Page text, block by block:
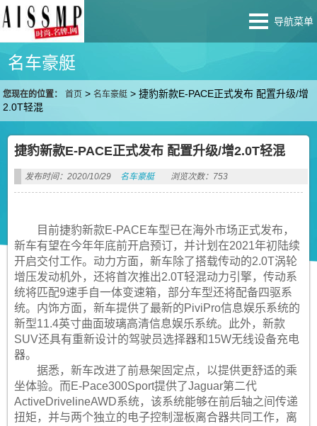
导航菜单
名车豪艇
您现在的位置： 首页 >名车豪艇 >捷豹新款E-PACE正式发布 配置升级/增
2.0T轻混
捷豹新款E-PACE正式发布 配置升级/增2.0T轻混
发布时间：2020/10/29 名车豪艇 浏览次数：753
目前捷豹新款E-PACE车型已在海外市场正式发布，
新车有望在今年年底前开启预订，并计划在2021年初陆续
开启交付工作。动力方面，新车除了搭载传动的2.0T涡轮
增压发动机外，还将首次推出2.0T轻混动力引擎，传动系
统将匹配9速手自一体变速箱，部分车型还将配备四驱系
统。内饰方面，新车提供了最新的PiviPro信息娱乐系统的
新型11.4英寸曲面玻璃高清信息娱乐系统。此外，新款
SUV还具有重新设计的驾驶员选择器和15W无线设备充电
器。
据悉，新车改进了前悬架固定点，以提供更舒适的乘
坐体验。而E-Pace300Sport提供了Jaguar第二代
ActiveDrivelineAWD系统，该系统能够在前后轴之间传递
扭矩，并与两个独立的电子控制湿板离合器共同工作，离